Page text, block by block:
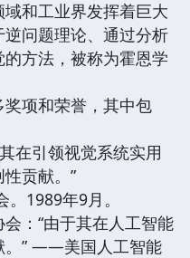
和工业界发挥着巨大
问题理论、通过分析
方法，被称为霍恩学
项和荣誉，其中包
引领视觉系统实用
贡献。”
1989年9月。
：“由于其在人工智能
。” ——美国人工智能